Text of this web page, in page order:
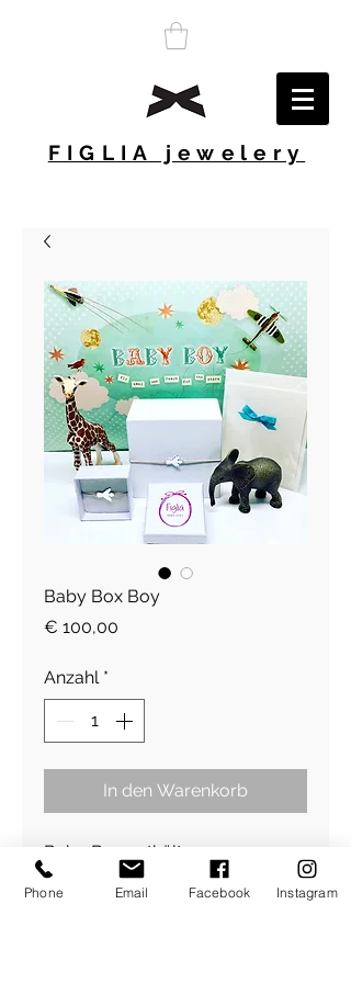
FIGLIA jewelery
Baby Box Boy
€ 100,00
Anzahl *
In den Warenkorb
Baby Box enthält
2 x Schutzengel Armbänder für
Mamma und Baby
Phone Email Facebook Instagram